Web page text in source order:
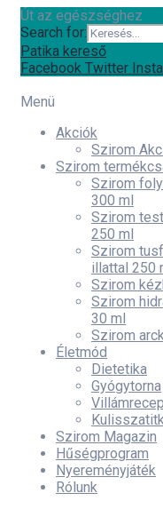
Út az egészséghez
Search for:
Patika kereső
Facebook Twitter
Menü
Akciók
Szirom
Szirom
Szirom
300 ml
Szirom
250 ml
Szirom
illattal 250
Szirom
Szirom
30 ml
Szirom
Életmód
Dietetika
Gyógytorna
Szirom Magazin
Hűségprogram
Nyereményjáték
Rólunk